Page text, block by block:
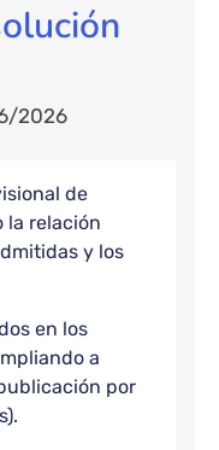
2026
de
la relación
y los
en los
a
por